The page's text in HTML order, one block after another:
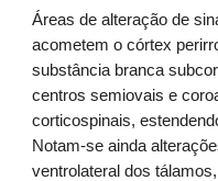
Áreas de alteração de
acometem o córtex
substância branca
centros semiovais e
corticospinais,
Notam-se ainda
ventrolateral dos